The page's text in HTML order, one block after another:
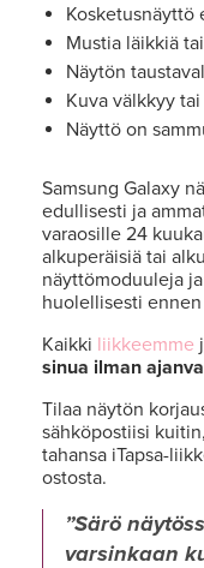
Kosketusnäyttö
Mustia läikkiä
Näytön
Kuva välkkyy
Näyttö on
Samsung Galaxy
edullisesti ja
varaosille 24
alkuperäisiä tai
näyttömoduuleja
huolellisesti
Kaikki liikkeemme
sinua ilman
Tilaa näytön
sähköpostiisi
tahansa iTapsa-
ostosta.
Särö
varsinkaan